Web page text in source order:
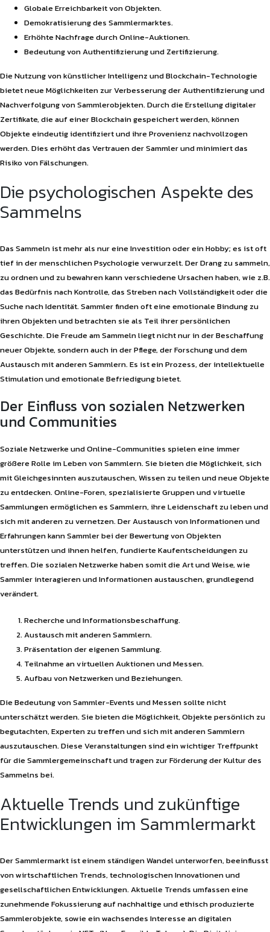
Globale Erreichbarkeit von Objekten.
Demokratisierung des Sammlermarktes.
Erhöhte Nachfrage durch Online-Auktionen.
Bedeutung von Authentifizierung und Zertifizierung.
Die Nutzung von künstlicher Intelligenz und Blockchain-Technologie
bietet neue Möglichkeiten zur Verbesserung der Authentifizierung und
Nachverfolgung von Sammlerobjekten. Durch die Erstellung digitaler
Zertifikate, die auf einer Blockchain gespeichert werden, können
Objekte eindeutig identifiziert und ihre Provenienz nachvollzogen
werden. Dies erhöht das Vertrauen der Sammler und minimiert das
Risiko von Fälschungen.
Die psychologischen Aspekte des
Sammelns
Das Sammeln ist mehr als nur eine Investition oder ein Hobby; es ist oft
tief in der menschlichen Psychologie verwurzelt. Der Drang zu sammeln,
zu ordnen und zu bewahren kann verschiedene Ursachen haben, wie z.B.
das Bedürfnis nach Kontrolle, das Streben nach Vollständigkeit oder die
Suche nach Identität. Sammler finden oft eine emotionale Bindung zu
ihren Objekten und betrachten sie als Teil ihrer persönlichen
Geschichte. Die Freude am Sammeln liegt nicht nur in der Beschaffung
neuer Objekte, sondern auch in der Pflege, der Forschung und dem
Austausch mit anderen Sammlern. Es ist ein Prozess, der intellektuelle
Stimulation und emotionale Befriedigung bietet.
Der Einfluss von sozialen Netzwerken
und Communities
Soziale Netzwerke und Online-Communities spielen eine immer
größere Rolle im Leben von Sammlern. Sie bieten die Möglichkeit, sich
mit Gleichgesinnten auszutauschen, Wissen zu teilen und neue Objekte
zu entdecken. Online-Foren, spezialisierte Gruppen und virtuelle
Sammlungen ermöglichen es Sammlern, ihre Leidenschaft zu leben und
sich mit anderen zu vernetzen. Der Austausch von Informationen und
Erfahrungen kann Sammler bei der Bewertung von Objekten
unterstützen und ihnen helfen, fundierte Kaufentscheidungen zu
treffen. Die sozialen Netzwerke haben somit die Art und Weise, wie
Sammler interagieren und Informationen austauschen, grundlegend
verändert.
Recherche und Informationsbeschaffung.
Austausch mit anderen Sammlern.
Präsentation der eigenen Sammlung.
Teilnahme an virtuellen Auktionen und Messen.
Aufbau von Netzwerken und Beziehungen.
Die Bedeutung von Sammler-Events und Messen sollte nicht
unterschätzt werden. Sie bieten die Möglichkeit, Objekte persönlich zu
begutachten, Experten zu treffen und sich mit anderen Sammlern
auszutauschen. Diese Veranstaltungen sind ein wichtiger Treffpunkt
für die Sammlergemeinschaft und tragen zur Förderung der Kultur des
Sammelns bei.
Aktuelle Trends und zukünftige
Entwicklungen im Sammlermarkt
Der Sammlermarkt ist einem ständigen Wandel unterworfen, beeinflusst
von wirtschaftlichen Trends, technologischen Innovationen und
gesellschaftlichen Entwicklungen. Aktuelle Trends umfassen eine
zunehmende Fokussierung auf nachhaltige und ethisch produzierte
Sammlerobjekte, sowie ein wachsendes Interesse an digitalen